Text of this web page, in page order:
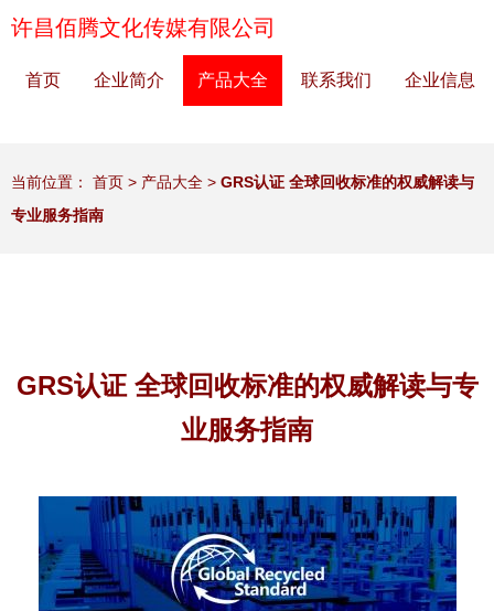
许昌佰腾文化传媒有限公司
首页 企业简介 产品大全 联系我们 企业信息
当前位置： 首页 > 产品大全 > GRS认证 全球回收标准的权威解读与
专业服务指南
GRS认证 全球回收标准的权威解读与专
业服务指南